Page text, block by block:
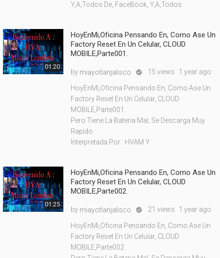
Y,A,Todos De, FaceBook, Y,A,Todos
01:20
HoyEnMi,Oficina Pensando En, Como Ase Un
Factory Reset En Un Celular, CLOUD
MOBILE,Parte001.
by miayotlanjalisco  15 views 1 year ago
HoyEnMi,Oficina Pensando En, Como Ase Un
Factory Reset En Un Celular, CLOUD
MOBILE,Parte001.
Pero Tiene La Bateria Mal, Se Descarga Muy
Rapido.
Interpretada Por : HVAM Y
01:25
HoyEnMi,Oficina Pensando En, Como Ase Un
Factory Reset En Un Celular, CLOUD
MOBILE,Parte002.
by miayotlanjalisco  21 views 1 year ago
HoyEnMi,Oficina Pensando En, Como Ase Un
Factory Reset En Un Celular, CLOUD
MOBILE,Parte002.